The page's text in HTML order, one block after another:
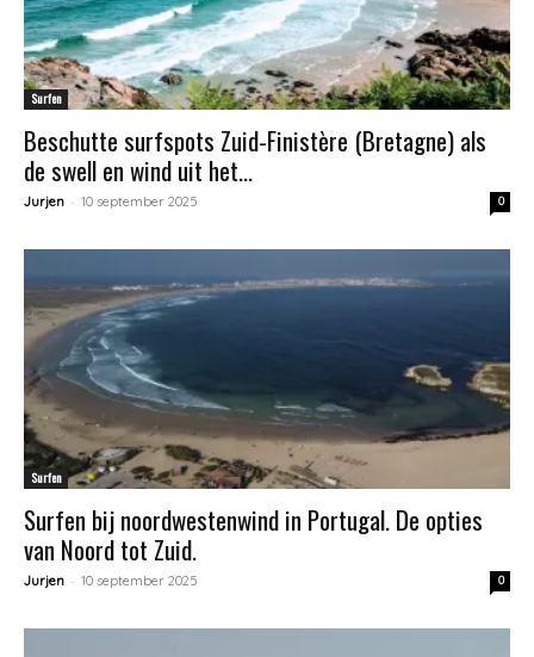
Surfen
Beschutte surfspots Zuid-Finistère (Bretagne) als
de swell en wind uit het...
Jurjen - 10 september 2025 0
Surfen
Surfen bij noordwestenwind in Portugal. De opties
van Noord tot Zuid.
Jurjen - 10 september 2025 0